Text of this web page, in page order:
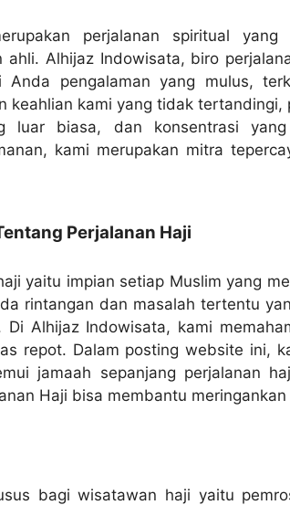
perjalanan spiritual yang
ahli. Alhijaz Indowisata, biro
Anda pengalaman yang mulus,
keahlian kami yang tidak tertandingi,
luar biasa, dan konsentrasi
kami merupakan mitra
Perjalanan Haji
yaitu impian setiap Muslim yang
rintangan dan masalah tertentu
Di Alhijaz Indowisata, kami
repot. Dalam posting website ini,
jamaah sepanjang perjalanan
Haji bisa membantu
bagi wisatawan haji yaitu